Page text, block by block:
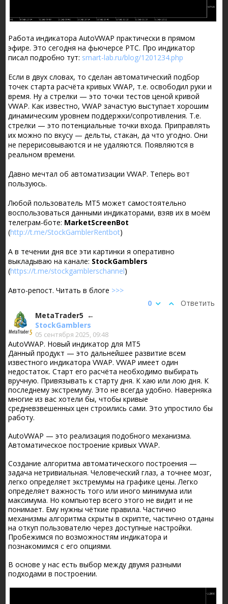
Работа индикатора AutoVWAP практически в прямом
эфире. Это сегодня на фьючерсе РТС. Про индикатор
писал подробно тут: smart-lab.ru/blog/1201234.php
Если в двух словах, то сделан автоматический подбор
точек старта расчёта кривых VWAP, т.е. освободил руки и
время. Ну а стрелки — это точки тестов ценой кривой
VWAP. Как известно, VWAP зачастую выступает хорошим
динамическим уровнем поддержки/сопротивления. Т.е.
стрелки — это потенциальные точки входа. Приправлять
их можно по вкусу — дельты, стакан, да что угодно. Они
не перерисовываются и не удаляются. Появляются в
реальном времени.
Давно мечтал об автоматизации VWAP. Теперь вот
пользуюсь.
Любой пользователь МТ5 может самостоятельно
воспользоваться данными индикаторами, взяв их в моём
телеграм-боте: MarketScreenBot
(http://t.me/StockGamblerRentbot)
А в течении дня все эти картинки я оперативно
выкладываю на канале: StockGamblers
(https://t.me/stockgamblerschannel)
Авто-репост. Читать в блоге >>>
Ответить
0
MetaTrader5
StockGamblers
05 сентября 2025, 09:48
AutoVWAP. Новый индикатор для MT5
Данный продукт — это дальнейшее развитие всем
известного индикатора VWAP. VWAP имеет один
недостаток. Старт его расчёта необходимо выбирать
вручную. Привязывать к старту дня. К хаю или лою дня. К
последнему экстремуму. Это не всегда удобно. Наверняка
многие из вас хотели бы, чтобы кривые
средневзвешенных цен строились сами. Это упростило бы
работу.
AutoVWAP — это реализация подобного механизма.
Автоматическое построение кривых VWAP.
Создание алгоритма автоматического построения —
задача нетривиальная. Человеческий глаз, а точнее мозг,
легко определяет экстремумы на графике цены. Легко
определяет важность того или иного минимума или
максимума. Но компьютер всего этого не видит и не
понимает. Ему нужны чёткие правила. Частично
механизмы алгоритма скрыты в скрипте, частично отданы
на откуп пользователю через доступные настройки.
Пробежимся по возможностям индикатора и
познакомимся с его опциями.
В основе у нас есть выбор между двумя разными
подходами в построении.